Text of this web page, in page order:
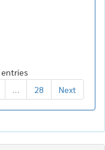
28 Next